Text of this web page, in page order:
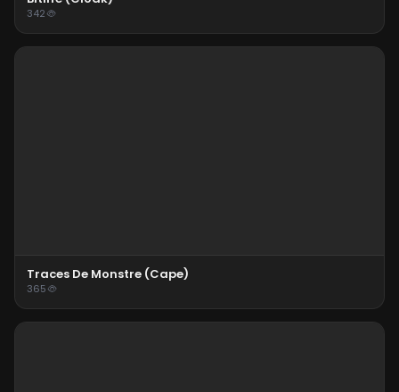
342
Traces De Monstre (cape)
365